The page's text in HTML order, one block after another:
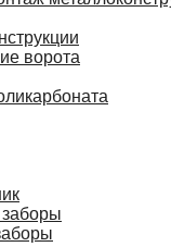
ворота